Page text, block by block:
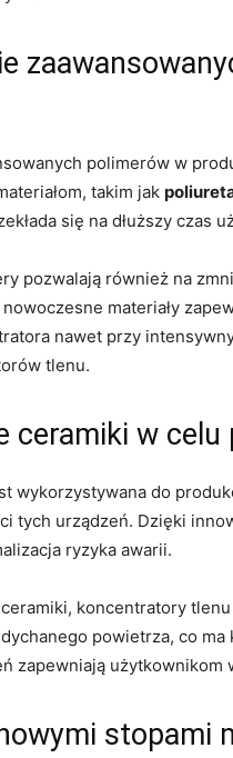
polimerów w
takim jak
się na dłuższy czas
pozwalają również⁣ na⁤
materiały‌
nawet przy
tlenu.
ceramiki w
wykorzystywana do⁤
tych urządzeń. Dzięki
ryzyka awarii.
koncentratory
powietrza, co
⁤zapewniają
stopami